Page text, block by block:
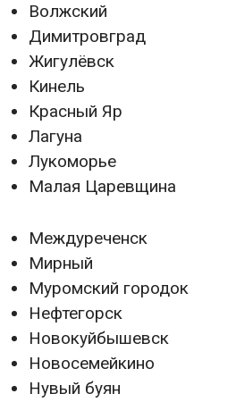
Волжский
Димитровград
Жигулёвск
Кинель
Красный Яр
Лагуна
Лукоморье
Малая Царевщина
Междуреченск
Мирный
Муромский городок
Нефтегорск
Новокуйбышевск
Новосемейкино
Нувый буян